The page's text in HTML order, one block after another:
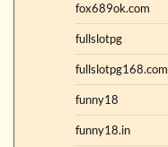
fox689ok.com
fullslotpg
fullslotpg168.com
funny18
funny18.in